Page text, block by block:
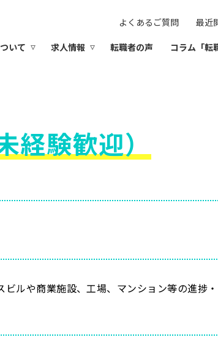
よくあるご質問 最近
いて 求人情報 転職者の声 コラム「転
経験歓迎）
ルや商業施設、工場、マンション等の進捗